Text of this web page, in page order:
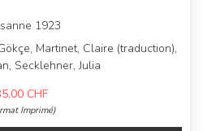
1923
Martinet, Claire (traduction),
Secklehner, Julia
CHF
Imprimé)